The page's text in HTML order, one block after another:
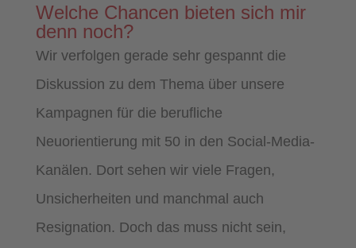
Welche Chancen bieten sich mir
denn noch?
Wir verfolgen gerade sehr gespannt die
Diskussion zu dem Thema über unsere
Kampagnen für die berufliche
Neuorientierung mit 50 in den Social-Media-
Kanälen. Dort sehen wir viele Fragen,
Unsicherheiten und manchmal auch
Resignation. Doch das muss nicht sein,